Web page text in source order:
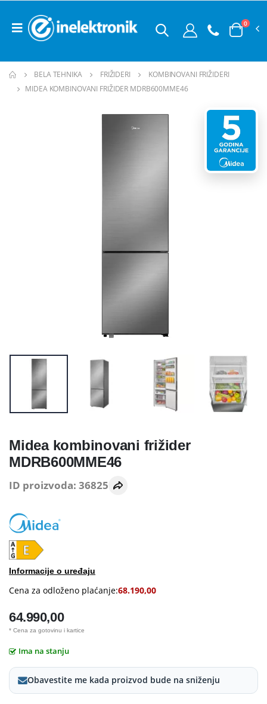
0
BELA TEHNIKA FRIŽIDERI
KOMBINOVANI FRIŽIDERI
MIDEA KOMBINOVANI FRIŽIDER MDRB600MME46
Midea kombinovani frižider
MDRB600MME46
ID proizvoda: 36825
Informacije o uređaju
Cena za odloženo plaćanje:68.190,00
64.990,00
* Cena za gotovinu i kartice
Ima na stanju
Obavestite me kada proizvod bude na sniženju